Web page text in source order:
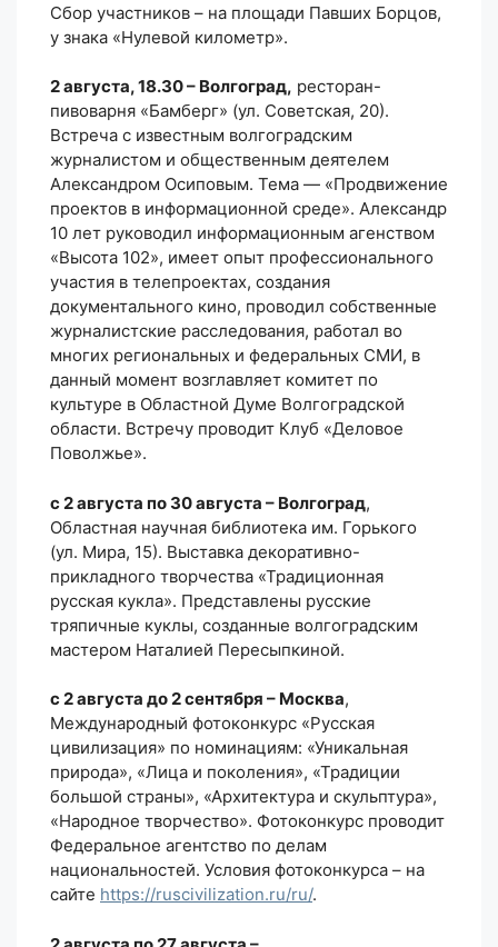
Сбор участников – на площади Павших Борцов,
у знака «Нулевой километр».
2 августа, 18.30 – Волгоград, ресторан-
пивоварня «Бамберг» (ул. Советская, 20).
Встреча с известным волгоградским
журналистом и общественным деятелем
Александром Осиповым. Тема — «Продвижение
проектов в информационной среде». Александр
10 лет руководил информационным агенством
«Высота 102», имеет опыт профессионального
участия в телепроектах, создания
документального кино, проводил собственные
журналистские расследования, работал во
многих региональных и федеральных СМИ, в
данный момент возглавляет комитет по
культуре в Областной Думе Волгоградской
области. Встречу проводит Клуб «Деловое
Поволжье».
с 2 августа по 30 августа – Волгоград,
Областная научная библиотека им. Горького
(ул. Мира, 15). Выставка декоративно-
прикладного творчества «Традиционная
русская кукла». Представлены русские
тряпичные куклы, созданные волгоградским
мастером Наталией Пересыпкиной.
с 2 августа до 2 сентября – Москва,
Международный фотоконкурс «Русская
цивилизация» по номинациям: «Уникальная
природа», «Лица и поколения», «Традиции
большой страны», «Архитектура и скульптура»,
«Народное творчество». Фотоконкурс проводит
Федеральное агентство по делам
национальностей. Условия фотоконкурса – на
сайте https://ruscivilization.ru/ru/.